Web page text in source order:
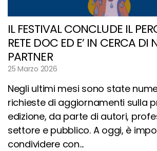
IL FESTIVAL CONCLUDE IL
RETE DOC ED E’ IN CERCA DI
PARTNER
25 Marzo 2026
Negli ultimi mesi sono state
richieste di aggiornamenti sulla
edizione, da parte di autori,
settore e pubblico. A oggi, è
condividere con...